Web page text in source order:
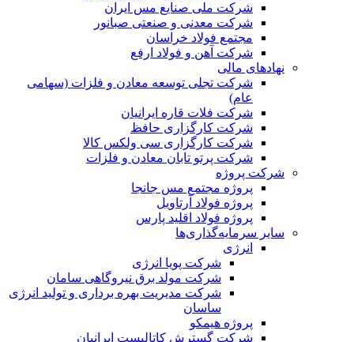
شرکت ملی صنایع مس ایران
شرکت معدنی و صنعتی صبانور
مجتمع فولاد خراسان
شرکت آهن و فولاد ارفع
نهادهای مالی
شرکت تجلی توسعه معادن و فلزات (سهامی
عام)
شرکت فلات قاره ایرانیان
شرکت کارگزاری حافظ
شرکت کارگزاری سی ولکس کالا
شرکت پرتو تابان معادن و فلزات
شرکت پروژه
پروژه مجتمع مس جانجا
پروژه فولاد آرتاویل
پروژه فولاد اقلید پارس
سایر سرمایه‌گذاری‌ها
انرژی
شرکت پویا انرژی
شرکت مولد برق نیروگاهی سامان
شرکت مدیریت بهره برداری و تولید انرژی
ساسان
پروژه هیمکو
شرکت گسترش کاتالیست ایرانیان